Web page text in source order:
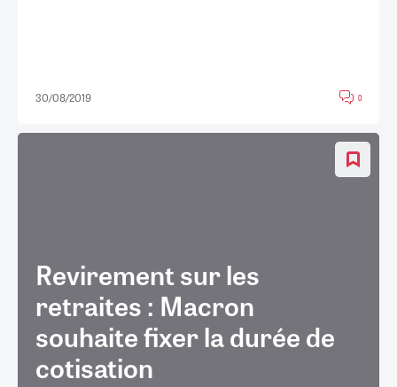
30/08/2019 0
Revirement sur les
retraites : Macron
souhaite fixer la durée de
cotisation